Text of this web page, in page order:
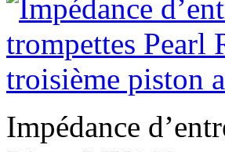
Impédance